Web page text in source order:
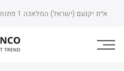
Skip
content
א״ת יקנעם (ישראל) המלאכה 1 פתוח בימים א-ה 09:00-18:00 יום ו 08:00-13:00